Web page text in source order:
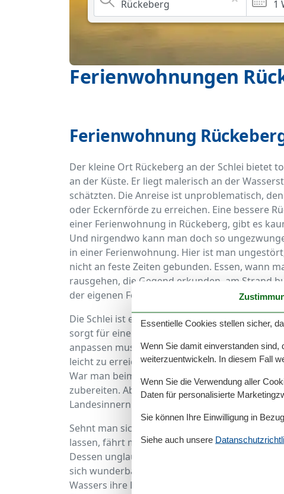
Ferienwohnungen
Ferienwohnung
Der kleine Ort Rückeberg an der Schlei bietet
an der Küste. Er liegt malerisch an der
schätzten. Die Anreise ist unproblematisch,
oder Eckernförde zu erreichen. Eine bessere
einer Ferienwohnung in Rückeberg, gibt es
Und nirgendwo kann man doch so
in einer Ferienwohnung. Hier ist man
nicht an feste Zeiten gebunden. Essen, wann
rausgehen, die Gegend erkunden, am Strand
der eigenen Ferienwohnung aus macht das
Die Schlei ist ein Seitenarm der Ostsee und
sorgt für eine ganz besondere Tierwelt, die
anpassen muss. Für Angler ist die Schlei, die
leicht zu erreichen ist, ein Eldorado. Hier
War man beim Fang erfolgreich, kann man
zubereiten. Aber auch als Segelrevier ist die
Landesinnern und bietet sichere Bedingungen.
Sehnt man sich mehr nach Strand oder
lassen, fährt man ganz einfach in die
Dessen unglaublich langer Sandstrand zählt
sich wunderbar mit der ganzen Familie und
Wassers ihre Freude. Im idyllischen
Essentielle Cookies stellen sicher,
Wenn Sie damit einverstanden
weiterzuentwickeln. In diesem Fall
Wenn Sie die Verwendung aller
Daten für personalisierte
Sie können Ihre Einwilligung in
Siehe auch unsere